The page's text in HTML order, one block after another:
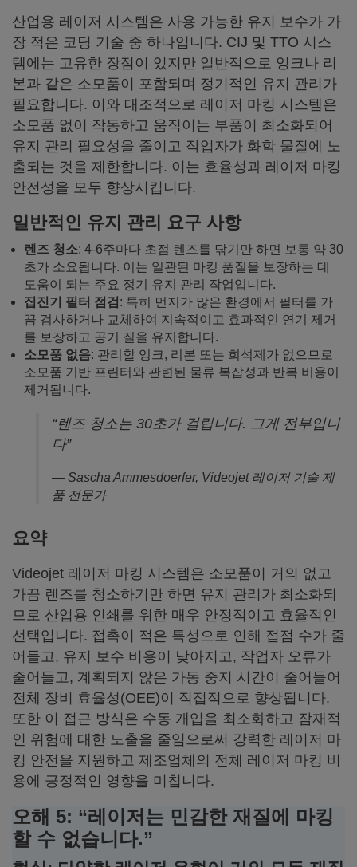
산업용 레이저 시스템은 사용 가능한 유지 보수가 가
장 적은 코딩 기술 중 하나입니다. CIJ 및 TTO 시스
템에는 고유한 장점이 있지만 일반적으로 잉크나 리
본과 같은 소모품이 포함되며 정기적인 유지 관리가
필요합니다. 이와 대조적으로 레이저 마킹 시스템은
소모품 없이 작동하고 움직이는 부품이 최소화되어
유지 관리 필요성을 줄이고 작업자가 화학 물질에 노
출되는 것을 제한합니다. 이는 효율성과 레이저 마킹
안전성을 모두 향상시킵니다.
일반적인 유지 관리 요구 사항
렌즈 청소: 4-6주마다 초점 렌즈를 닦기만 하면 보통 약 30
초가 소요됩니다. 이는 일관된 마킹 품질을 보장하는 데
도움이 되는 주요 정기 유지 관리 작업입니다.
집진기 필터 점검 : 특히 먼지가 많은 환경에서 필터를 가
끔 검사하거나 교체하여 지속적이고 효과적인 연기 제거
를 보장하고 공기 질을 유지합니다.
소모품 없음: 관리할 잉크, 리본 또는 희석제가 없으므로
소모품 기반 프린터와 관련된 물류 복잡성과 반복 비용이
제거됩니다.
“렌즈 청소는 30초가 걸립니다. 그게 전부입니
다”
— Sascha Ammesdoerfer, Videojet 레이저 기술 제
품 전문가
요약
Videojet 레이저 마킹 시스템은 소모품이 거의 없고
가끔 렌즈를 청소하기만 하면 유지 관리가 최소화되
므로 산업용 인쇄를 위한 매우 안정적이고 효율적인
선택입니다. 접촉이 적은 특성으로 인해 접점 수가 줄
어들고, 유지 보수 비용이 낮아지고, 작업자 오류가
줄어들고, 계획되지 않은 가동 중지 시간이 줄어들어
전체 장비 효율성(OEE)이 직접적으로 향상됩니다.
또한 이 접근 방식은 수동 개입을 최소화하고 잠재적
인 위험에 대한 노출을 줄임으로써 강력한 레이저 마
킹 안전을 지원하고 제조업체의 전체 레이저 마킹 비
용에 긍정적인 영향을 미칩니다.
오해 5: “레이저는 민감한 재질에 마킹
할 수 없습니다.”